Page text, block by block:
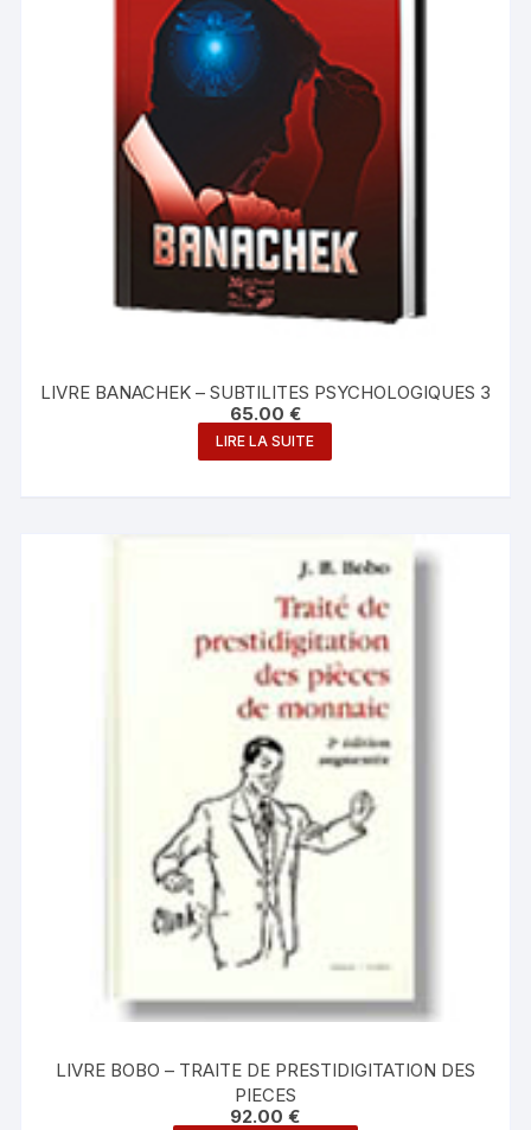
LIVRE BANACHEK – SUBTILITES PSYCHOLOGIQUES 3
65.00 €
LIRE LA SUITE
LIVRE BOBO – TRAITE DE PRESTIDIGITATION DES
PIECES
92.00€